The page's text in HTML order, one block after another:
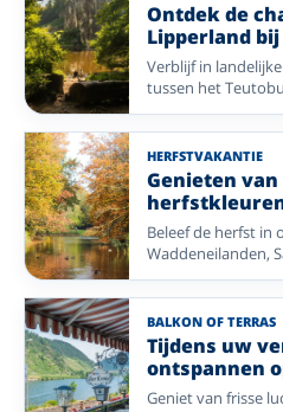
Ontdek de
Lipperland
Lippischer
Verblijf in
tussen het
Weserbergland.
fietsen en
HERFSTVAKANTIE
Genieten
alles-
Beleef de herfst in
Waddeneilanden,
Betuwe en
uitwaaien en
BALKON OF TERRAS
Tijdens uw
ontspannen
terras
Geniet van frisse